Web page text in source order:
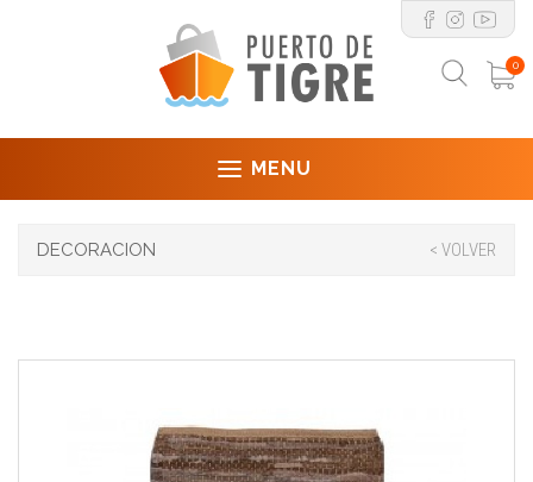
0
MENU
DECORACION < VOLVER